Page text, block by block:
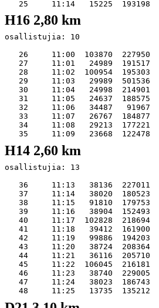
H16 2,80 km
osallistujia: 10
26     11:00
27     11:01   24989
28     11:02
29     11:03
30     11:04   24998
31     11:05
32     11:06
33     11:07   26767
34     11:08
H14 2,60 km
osallistujia: 13
36     11:13
37     11:14
38     11:15
39     11:16
40     11:17
41     11:18
42     11:19
43     11:20
44     11:21
45     11:22
46     11:23
47     11:24